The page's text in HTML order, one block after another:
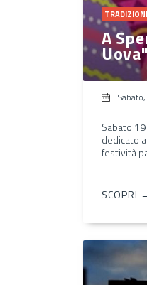
A
Sabato
dedicato
festività
SCOPRI